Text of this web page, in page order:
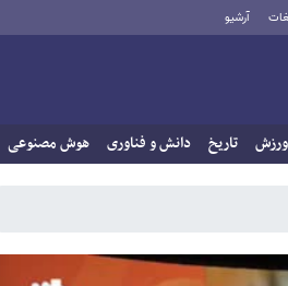
آرشیو
ورزش تاریخ دانش و فناوری هوش مصنوعی